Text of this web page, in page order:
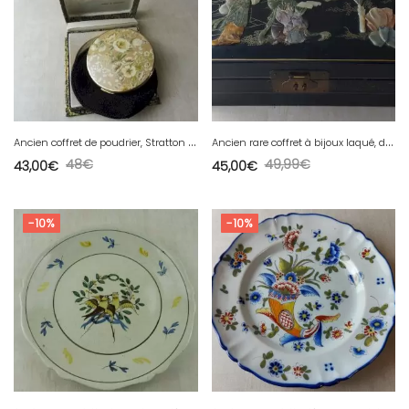
A
ncien coffret de poudrier, Stratton England, vintage
48€
43,00€
A
ncien rare coffret à bijoux laqué, décor chinois, Geisha, jade, XXe
49,99€
45,00€
-10% -10%